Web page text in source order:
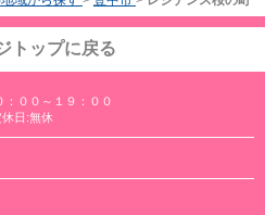
トップに戻る
：００～１９：００
休日:無休